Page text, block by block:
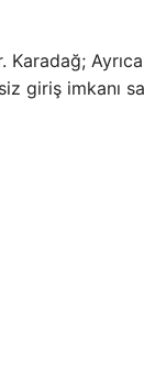
giriş imkanı